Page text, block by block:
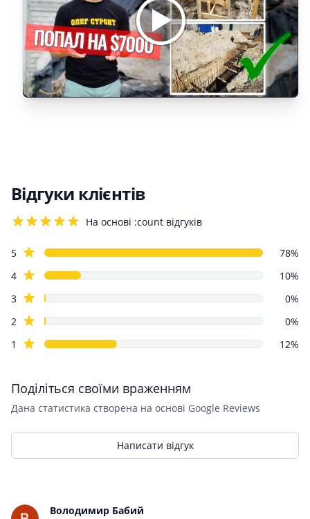
Відгуки клієнтів
На основі :count відгуків
Review data
5star reviews
78%
4star reviews
10%
3star reviews
0%
2 star reviews
0%
1
star reviews 12%
Поділіться своїми враженням
Дана статистика створена на основі Google Reviews
Написати відгук
Recent reviewsВолодимир Бабий